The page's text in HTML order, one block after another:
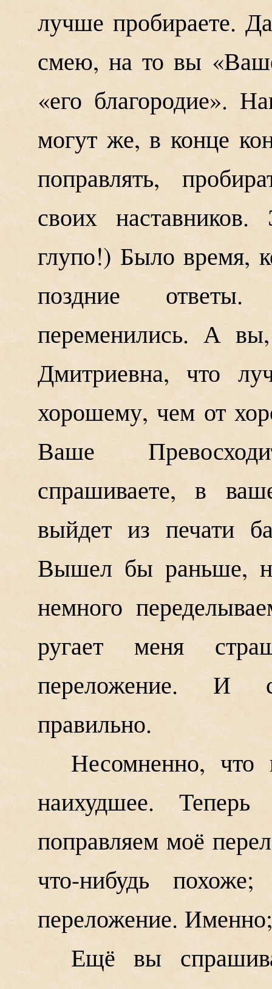
лучше пробираете.
смею, на то вы
«его благородие».
могут же, в конце
поправлять,
своих
глупо!) Было время,
поздние
переменились. А
Дмитриевна, что
хорошему, чем от
Ваше
спрашиваете, в
выйдет из печати
Вышел бы раньше,
немного
ругает меня
переложение. И
правильно.
Несомненно, что
наихудшее.
поправляем моё
что-нибудь
переложение.
Ещё вы